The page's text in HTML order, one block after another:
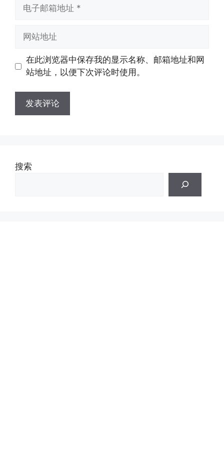
址
址
在此浏览器中保存我的显示名称、邮箱地址和网
站地址，以便下次评论时使用。
搜索